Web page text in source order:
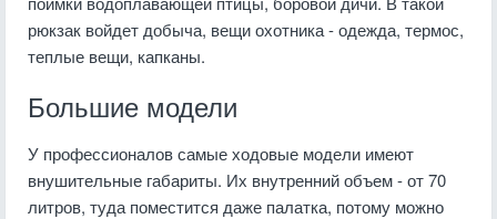
рюкзак войдет добыча, вещи охотника - одежда, термос,
теплые вещи, капканы.
Большие модели
У профессионалов самые ходовые модели имеют
внушительные габариты. Их внутренний объем - от 70
литров, туда поместится даже палатка, потому можно